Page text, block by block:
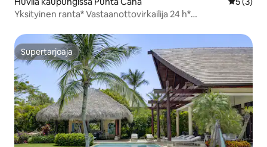
Yksityinen ranta* Vastaanottovirkailija 24 h*
Supertarjoaja
Supertarjoaja